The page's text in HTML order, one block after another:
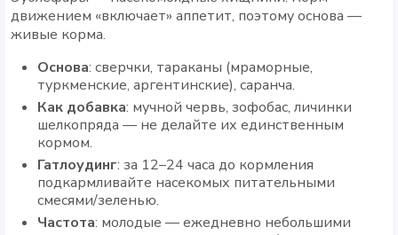
движением «включает» аппетит, поэтому основа —
живые корма.
Основа: сверчки, тараканы (мраморные,
туркменские, аргентинские), саранча.
Как добавка: мучной червь, зофобас, личинки
шелкопряда — не делайте их единственным
кормом.
Гатлоудинг: за 12–24 часа до кормления
подкармливайте насекомых питательными
смесями/зеленью.
Частота: молодые — ежедневно небольшими